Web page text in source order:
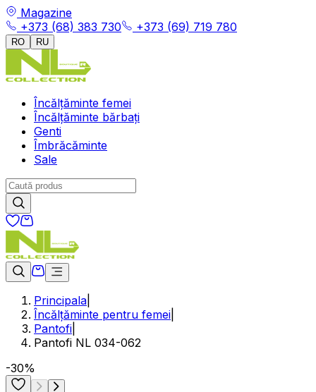
Magazine
+373 (68) 383 730
+373 (69) 719 780
RO RU
Încălțăminte femei
Încălțăminte bărbați
Genti
Îmbrăcăminte
Sale
Principala
Încălțăminte pentru femei
Pantofi
Pantofi NL 034-062
-30%